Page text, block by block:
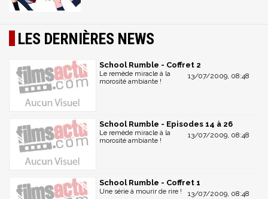
LES DERNIÈRES NEWS
School Rumble - Coffret 2
13/07/2009, 08:48
Le remède miracle à la
morosité ambiante !
School Rumble - Episodes 14 à 26
13/07/2009, 08:48
Le remède miracle à la
morosité ambiante !
School Rumble - Coffret 1
13/07/2009, 08:48
Une série à mourir de rire !